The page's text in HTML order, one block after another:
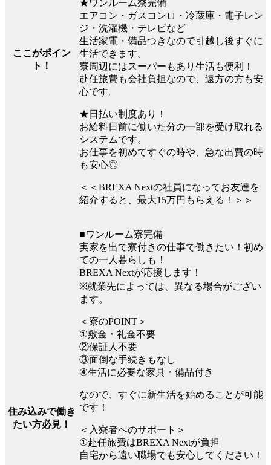
ここがポイン
ト！
★ワンルーム寮完備
エアコン・ガスコンロ・冷蔵庫・電子レン
ジ・洗濯機・テレビなど
生活家電・備品つきなので引越し後すぐに
生活できます。
寮周辺にはスーパーもあり生活も便利！
赴任旅費も会社負担なので、遠方の方も安
心です。
★日払い制度あり！
お給料日前に働いた分の一部を受け取れる
システムです。
お仕事を初めてすぐの時や、急な出費の時
も安心◎
＜＜BREXA Nextの社員になってお友達を
紹介すると、最大15万円もらえる！＞＞
住み込みで働き
たい方必見！
■ワンルーム寮完備
実家を出て寮付きの仕事で働きたい！初め
ての一人暮らしも！
BREXA Nextが応援します！
※就業先によっては、異なる場合がござい
ます。
＜寮のPOINT＞
①敷金・礼金不要
②保証人不要
③面倒な手続きもなし
④生活に必要な家具・備品付き
なので、すぐに新生活を始めることが可能
です！
＜入寮者へのサポート＞
①赴任旅費はBREXA Nextが負担
自宅から遠い職場でも安心してください！